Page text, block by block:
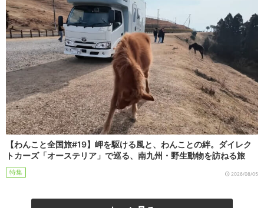
【わんこと全国旅#19】岬を駆ける風と、わんことの絆。ダイレク
トカーズ「オーステリア」で巡る、南九州・野生動物を訪ねる旅
特集 2026/08/05